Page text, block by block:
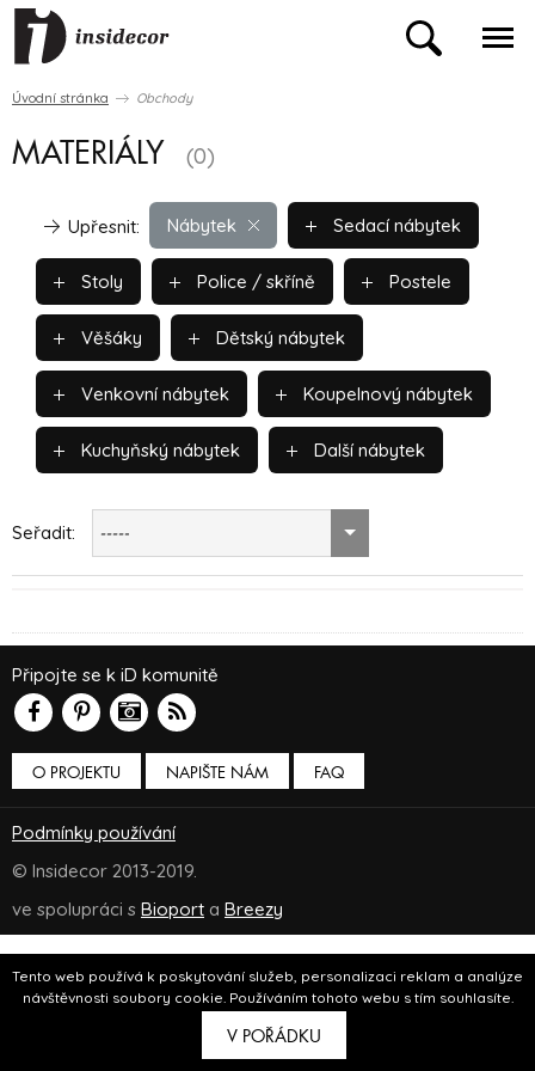
Tento web používá k poskytování služeb, personalizaci reklam a analýze
návštěvnosti soubory cookie. Používáním tohoto webu s tím souhlasíte.
V POŘÁDKU
Úvodní stránka Obchody
MATERIÁLY (0)
Nábytek
Upřesnit: Sedací nábytek
Stoly Police / skříně Postele
Věšáky Dětský nábytek
Venkovní nábytek Koupelnový nábytek
Kuchyňský nábytek Další nábytek
Seřadit: -----
O PROJEKTU NAPIŠTE NÁM
Připojte se k iD komunitě
FAQ
Podmínky používání
© Insidecor 2013-2019.
ve spolupráci s Bioport a Breezy